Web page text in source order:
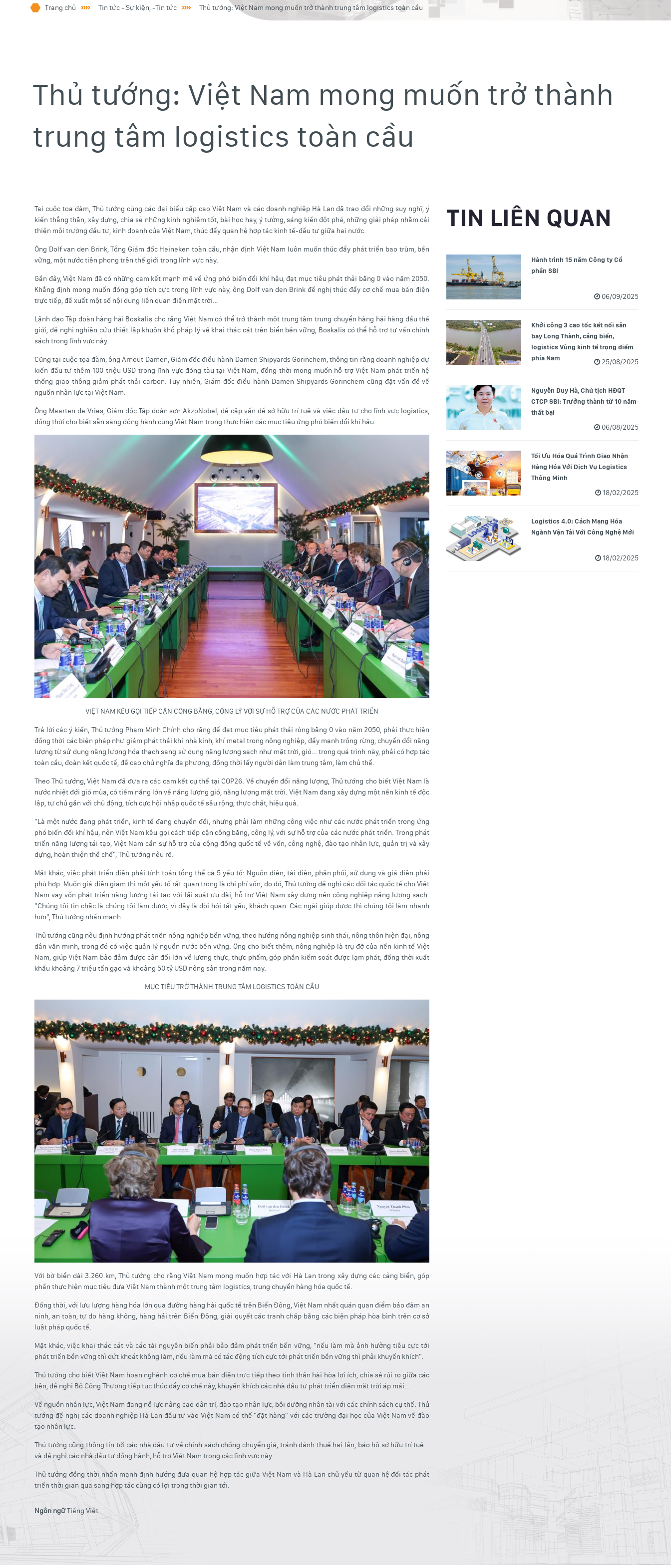
Sơ đồ trang web
Điều khoản và chính sách
Trang chủ Tin tức - Sự kiện, -Tin tức Thủ tướng: Việt Nam mong muốn trở thành trung tâm logistics toàn cầu
Thủ tướng: Việt Nam mong muốn trở thành
trung tâm logistics toàn cầu
Tại cuộc tọa đàm, Thủ tướng cùng các đại biểu cấp cao Việt Nam và các doanh nghiệp Hà Lan đã trao đổi những suy nghĩ, ý
kiến thẳng thắn, xây dựng, chia sẻ những kinh nghiệm tốt, bài học hay, ý tưởng, sáng kiến đột phá, những giải pháp nhằm cải
thiện môi trường đầu tư, kinh doanh của Việt Nam, thúc đẩy quan hệ hợp tác kinh tế-đầu tư giữa hai nước.
Ông Dolf van den Brink, Tổng Giám đốc Heineken toàn cầu, nhận định Việt Nam luôn muốn thúc đẩy phát triển bao trùm, bền
vững, một nước tiên phong trên thế giới trong lĩnh vực này.
Gần đây, Việt Nam đã có những cam kết mạnh mẽ về ứng phó biến đổi khí hậu, đạt mục tiêu phát thải bằng 0 vào năm 2050.
Khẳng định mong muốn đóng góp tích cực trong lĩnh vực này, ông Dolf van den Brink đề nghị thúc đẩy cơ chế mua bán điện
trực tiếp, đề xuất một số nội dung liên quan điện mặt trời…
Lãnh đạo Tập đoàn hàng hải Boskalis cho rằng Việt Nam có thể trở thành một trung tâm trung chuyển hàng hải hàng đầu thế
giới, đề nghị nghiên cứu thiết lập khuôn khổ pháp lý về khai thác cát trên biển bền vững, Boskalis có thể hỗ trợ tư vấn chính
sách trong lĩnh vực này.
Cũng tại cuộc tọa đàm, ông Arnout Damen, Giám đốc điều hành Damen Shipyards Gorinchem, thông tin rằng doanh nghiệp dự
kiến đầu tư thêm 100 triệu USD trong lĩnh vực đóng tàu tại Việt Nam, đồng thời mong muốn hỗ trợ Việt Nam phát triển hệ
thống giao thông giảm phát thải carbon. Tuy nhiên, Giám đốc điều hành Damen Shipyards Gorinchem cũng đặt vấn đề về
nguồn nhân lực tại Việt Nam.
Ông Maarten de Vries, Giám đốc Tập đoàn sơn AkzoNobel, đề cập vấn đề sở hữu trí tuệ và việc đầu tư cho lĩnh vực logistics,
đồng thời cho biết sẵn sàng đồng hành cùng Việt Nam trong thực hiện các mục tiêu ứng phó biến đổi khí hậu.
VIỆT NAM KÊU GỌI TIẾP CẬN CÔNG BẰNG, CÔNG LÝ VỚI SỰ HỖ TRỢ CỦA CÁC NƯỚC PHÁT TRIỂN
Trả lời các ý kiến, Thủ tướng Phạm Minh Chính cho rằng để đạt mục tiêu phát thải ròng bằng 0 vào năm 2050, phải thực hiện
đồng thời các biện pháp như giảm phát thải khí nhà kính, khí metal trong nông nghiệp, đẩy mạnh trồng rừng, chuyển đổi năng
lượng từ sử dụng năng lượng hóa thạch sang sử dụng năng lượng sạch như mặt trời, gió… trong quá trình này, phải có hợp tác
toàn cầu, đoàn kết quốc tế, đề cao chủ nghĩa đa phương, đồng thời lấy người dân làm trung tâm, làm chủ thể.
Theo Thủ tướng, Việt Nam đã đưa ra các cam kết cụ thể tại COP26. Về chuyển đổi năng lượng, Thủ tướng cho biết Việt Nam là
nước nhiệt đới gió mùa, có tiềm năng lớn về năng lượng gió, năng lượng mặt trời. Việt Nam đang xây dựng một nền kinh tế độc
lập, tự chủ gắn với chủ động, tích cực hội nhập quốc tế sâu rộng, thực chất, hiệu quả.
"Là một nước đang phát triển, kinh tế đang chuyển đổi, nhưng phải làm những công việc như các nước phát triển trong ứng
phó biến đổi khí hậu, nên Việt Nam kêu gọi cách tiếp cận công bằng, công lý, với sự hỗ trợ của các nước phát triển. Trong phát
triển năng lượng tái tạo, Việt Nam cần sự hỗ trợ của cộng đồng quốc tế về vốn, công nghệ, đào tạo nhân lực, quản trị và xây
dựng, hoàn thiện thể chế", Thủ tướng nêu rõ.
Mặt khác, việc phát triển điện phải tính toán tổng thể cả 5 yếu tố: Nguồn điện, tải điện, phân phối, sử dụng và giá điện phải
phù hợp. Muốn giá điện giảm thì một yếu tố rất quan trọng là chi phí vốn, do đó, Thủ tướng đề nghị các đối tác quốc tế cho Việt
Nam vay vốn phát triển năng lượng tái tạo với lãi suất ưu đãi, hỗ trợ Việt Nam xây dựng nền công nghiệp năng lượng sạch.
"Chúng tôi tin chắc là chúng tôi làm được, vì đây là đòi hỏi tất yếu, khách quan. Các ngài giúp được thì chúng tôi làm nhanh
hơn", Thủ tướng nhấn mạnh.
Thủ tướng cũng nêu định hướng phát triển nông nghiệp bền vững, theo hướng nông nghiệp sinh thái, nông thôn hiện đại, nông
dân văn minh, trong đó có việc quản lý nguồn nước bền vững. Ông cho biết thêm, nông nghiệp là trụ đỡ của nền kinh tế Việt
Nam, giúp Việt Nam bảo đảm được cân đối lớn về lương thực, thực phẩm, góp phần kiểm soát được lạm phát, đồng thời xuất
khẩu khoảng 7 triệu tấn gạo và khoảng 50 tỷ USD nông sản trong năm nay.
MỤC TIÊU TRỞ THÀNH TRUNG TÂM LOGISTICS TOÀN CẦU
Với bờ biển dài 3.260 km, Thủ tướng cho rằng Việt Nam mong muốn hợp tác với Hà Lan trong xây dựng các cảng biển, góp
phần thực hiện mục tiêu đưa Việt Nam thành một trung tâm logistics, trung chuyển hàng hóa quốc tế.
Đồng thời, với lưu lượng hàng hóa lớn qua đường hàng hải quốc tế trên Biển Đông, Việt Nam nhất quán quan điểm bảo đảm an
ninh, an toàn, tự do hàng không, hàng hải trên Biển Đông, giải quyết các tranh chấp bằng các biện pháp hòa bình trên cơ sở
luật pháp quốc tế.
Mặt khác, việc khai thác cát và các tài nguyên biển phải bảo đảm phát triển bền vững, "nếu làm mà ảnh hưởng tiêu cực tới
phát triển bền vững thì dứt khoát không làm, nếu làm mà có tác động tích cực tới phát triển bền vững thì phải khuyến khích".
Thủ tướng cho biết Việt Nam hoan nghênh cơ chế mua bán điện trực tiếp theo tinh thần hài hòa lợi ích, chia sẻ rủi ro giữa các
bên, đề nghị Bộ Công Thương tiếp tục thúc đẩy cơ chế này, khuyến khích các nhà đầu tư phát triển điện mặt trời áp mái…
Về nguồn nhân lực, Việt Nam đang nỗ lực nâng cao dân trí, đào tạo nhân lực, bồi dưỡng nhân tài với các chính sách cụ thể. Thủ
tướng đề nghị các doanh nghiệp Hà Lan đầu tư vào Việt Nam có thể "đặt hàng" với các trường đại học của Việt Nam về đào
tạo nhân lực.
Thủ tướng cũng thông tin tới các nhà đầu tư về chính sách chống chuyển giá, tránh đánh thuế hai lần, bảo hộ sở hữu trí tuệ…
và đề nghị các nhà đầu tư đồng hành, hỗ trợ Việt Nam trong các lĩnh vực này.
Thủ tướng đồng thời nhấn mạnh định hướng đưa quan hệ hợp tác giữa Việt Nam và Hà Lan chủ yếu từ quan hệ đối tác phát
triển thời gian qua sang hợp tác cùng có lợi trong thời gian tới.
Ngôn ngữTiếng Việt
TIN LIÊN QUAN
Hành trình 15 năm Công ty Cổ
phần SBI
06/09/2025
Khởi công 3 cao tốc kết nối sân
bay Long Thành, cảng biển,
logistics Vùng kinh tế trọng điểm
phía Nam
25/08/2025
Nguyễn Duy Hà, Chủ tịch HĐQT
CTCP SBI: Trưởng thành từ 10 năm
thất bại
06/08/2025
Tối Ưu Hóa Quá Trình Giao Nhận
Hàng Hóa Với Dịch Vụ Logistics
Thông Minh
18/02/2025
Logistics 4.0: Cách Mạng Hóa
Ngành Vận Tải Với Công Nghệ Mới
18/02/2025